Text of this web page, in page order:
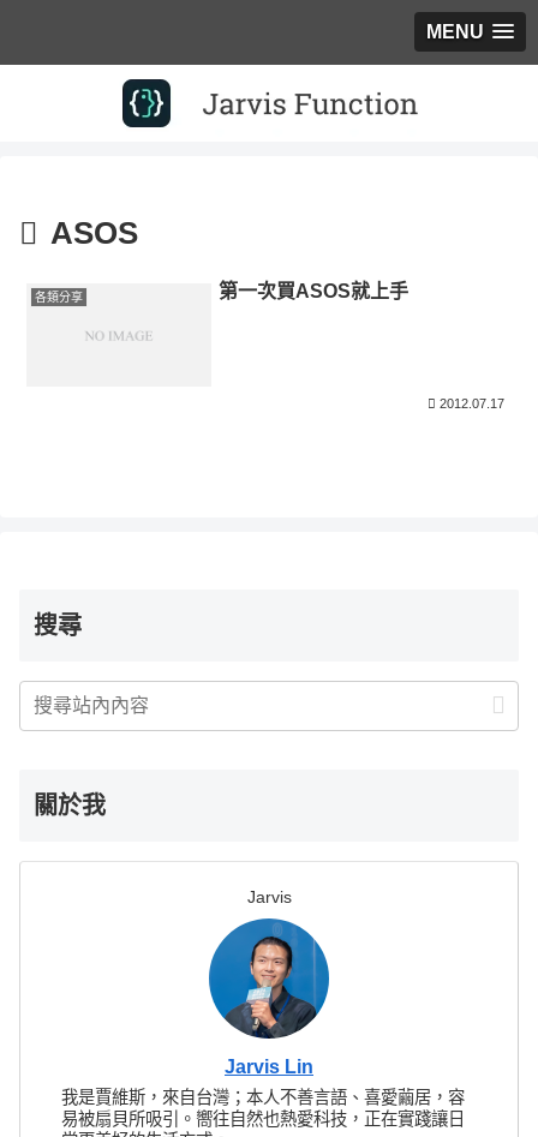
MENU
ASOS
各類分享 第一次買ASOS就上手
2012.07.17
搜尋
關於我
Jarvis
Jarvis Lin
我是賈維斯，來自台灣；本人不善言語、喜愛繭居，容
易被扇貝所吸引。嚮往自然也熱愛科技，正在實踐讓日